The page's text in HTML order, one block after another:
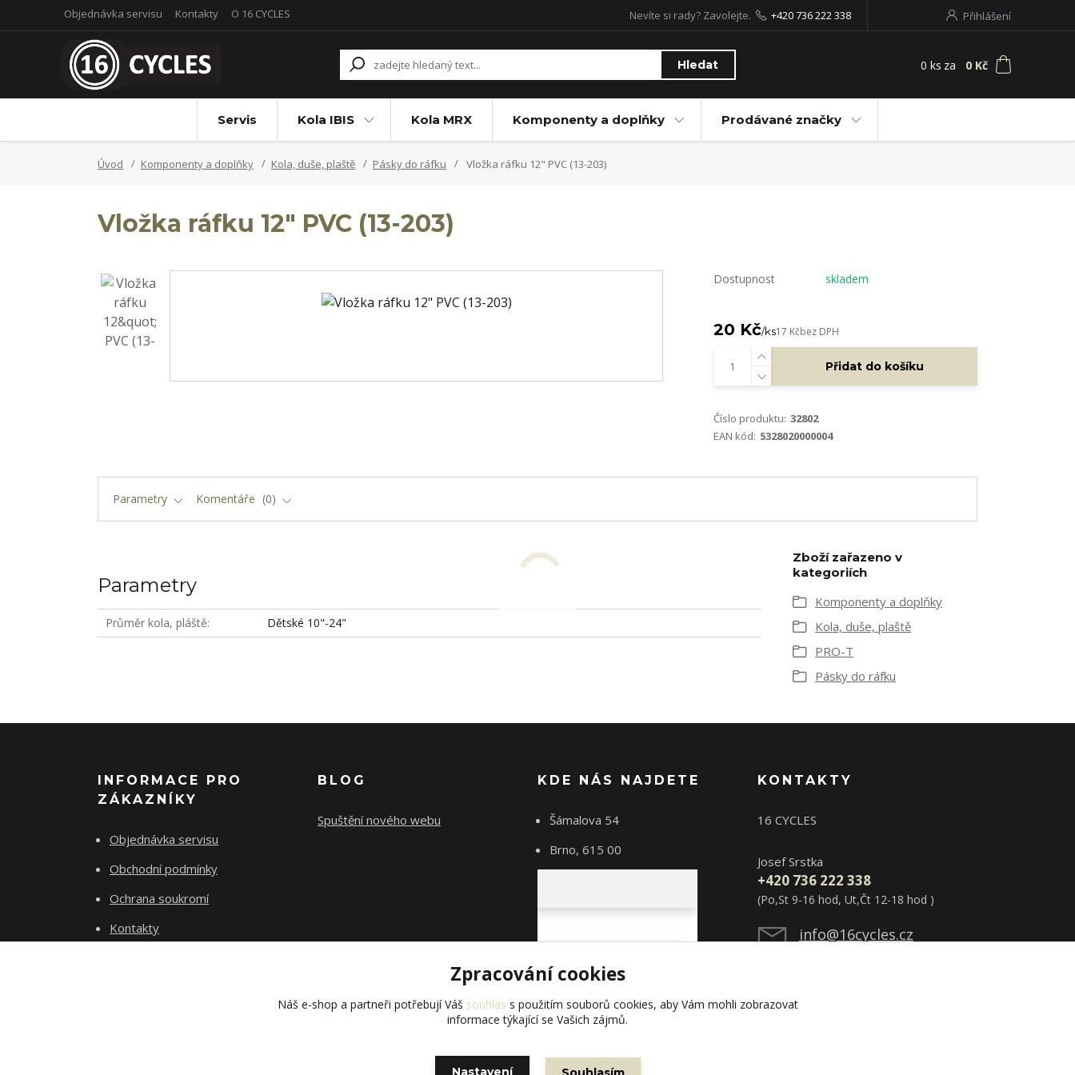
Objednávka servisu Kontakty O 16 CYCLES Přihlášení
Hledat
Nevíte si rady? Zavolejte. +420 736 222 338
0 ks za 0 Kč
Servis Kola IBIS Kola MRX Komponenty a doplňky Prodávané značky
Úvod Komponenty a doplňky Kola, duše, plaště Pásky do ráfku Vložka ráfku 12" PVC (13-203)
Vložka ráfku 12" PVC (13-203)
Dostupnost skladem
20 Kč/ks17 Kčbez DPH
Přidat do košíku
Číslo produktu: 32802
EAN kód: 5328020000004
Parametry Komentáře 0
Parametry
Průměr kola, pláště Dětské 10"-24"
Zboží zařazeno v
kategoriích
Komponenty a doplňky
Kola, duše, plaště
PRO-T
Pásky do ráfku
INFORMACE PRO
ZÁKAZNÍKY
Objednávka servisu
Obchodní podmínky
Ochrana soukromí
Kontakty
BLOG
Spuštění nového webu
KDE NÁS NAJDETE
Šámalova 54
Brno, 615 00
KONTAKTY
16 CYCLES
Josef Srstka
+420 736 222 338
(Po,St 9-16 hod, Ut,Čt 12-18 hod )
info@16cycles.cz
Zpracování cookies
Náš e-shop a partneři potřebují Váš souhlas s použitím souborů cookies, aby Vám mohli zobrazovat
informace týkající se Vašich zájmů.
Nastavení